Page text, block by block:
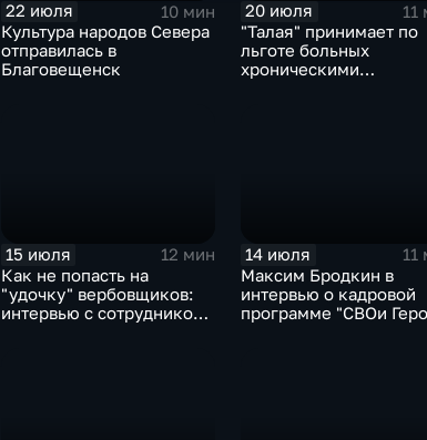
22 июля
10 мин
Культура народов Севера
отправилась в
Благовещенск
20 июля
11
"Талая" принимает по
льготе больных
хроническими
15 июля
12 мин
Как не попасть на
"удочку" вербовщиков:
интервью с сотрудником
14 июля
11
Максим Бродкин в
интервью о кадровой
программе "СВОи